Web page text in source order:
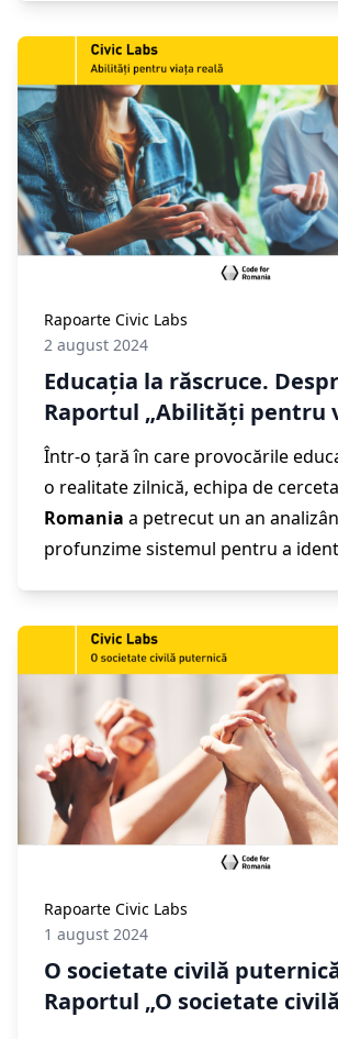
în care analizăm problemele actuale
propunem soluții digitale
pentru a reduce impactul poluării.
Rapoarte Civic Labs
2 august 2024
Educația la răscruce.
Raportul „Abilități pentru
reală”, realizat de echipa de
cercetare Civic Labs
Într-o țară în care provocările
o realitate zilnică, echipa de
Romania a petrecut un an
profunzime sistemul pentru a
problemelor cu care aceștia se
Rezultatul este Raportul „Abilități
”, realizat de echipa noastră
Civic Labs, în care privim
dar propunem și soluțiile digitale
pentru a transforma viața rurală.
PUTEM transforma România
Rapoarte Civic Labs
1 august 2024
O societate civilă
Raportul „O societate civilă